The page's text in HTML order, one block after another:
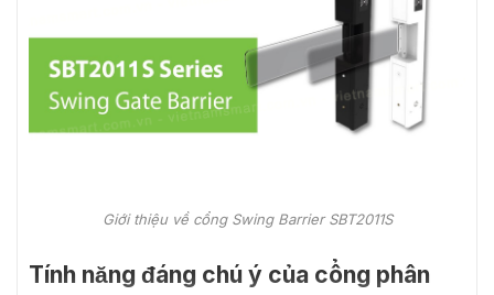
Giới thiệu về cổng Swing Barrier SBT2011S
Tính năng đáng chú ý của cổng phân